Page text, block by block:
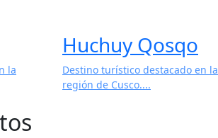
la
Huchuy Qosqo
Destino turístico destacado en la
región de Cusco....